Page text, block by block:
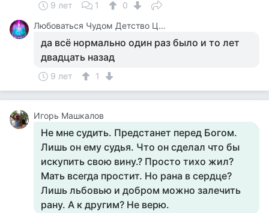
9 лет 1
0
Любоваться Чудом Детство Цирк
да всё нормально один раз было и то лет
двадцать назад
9 лет 1
Игорь Машкалов
Не мне судить. Предстанет перед Богом.
Лишь он ему судья. Что он сделал что бы
искупить свою вину.? Просто тихо жил?
Мать всегда простит. Но рана в сердце?
Лишь льбовью и добром можно залечить
рану. А к другим? Не верю.